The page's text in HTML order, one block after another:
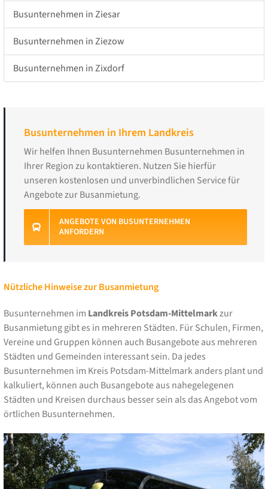
Busunternehmen in Ziesar
Busunternehmen in Ziezow
Busunternehmen in Zixdorf
Busunternehmen in Ihrem Landkreis
Wir helfen Ihnen Busunternehmen Busunternehmen in
Ihrer Region zu kontaktieren. Nutzen Sie hierfür
unseren kostenlosen und unverbindlichen Service für
Angebote zur Busanmietung.
ANGEBOTE VON BUSUNTERNEHMEN
ANFORDERN
Nützliche Hinweise zur Busanmietung
Busunternehmen im Landkreis Potsdam-Mittelmarkzur
Busanmietung gibt es in mehreren Städten. Für Schulen, Firmen,
Vereine und Gruppen können auch Busangebote aus mehreren
Städten und Gemeinden interessant sein. Da jedes
Busunternehmen im Kreis Potsdam-Mittelmark anders plant und
kalkuliert, können auch Busangebote aus nahegelegenen
Städten und Kreisen durchaus besser sein als das Angebot vom
örtlichen Busunternehmen.